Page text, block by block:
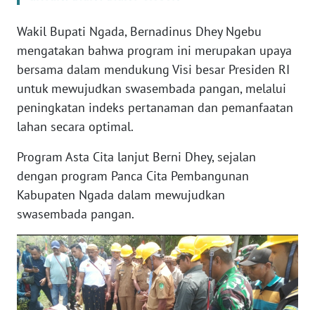
Wakil Bupati Ngada, Bernadinus Dhey Ngebu
mengatakan bahwa program ini merupakan upaya
bersama dalam mendukung Visi besar Presiden RI
untuk mewujudkan swasembada pangan, melalui
peningkatan indeks pertanaman dan pemanfaatan
lahan secara optimal.
Program Asta Cita lanjut Berni Dhey, sejalan
dengan program Panca Cita Pembangunan
Kabupaten Ngada dalam mewujudkan
swasembada pangan.
JAKARTA
WN
JABAR
WN
WN
NTT
KEPRI
WN
PAPUA